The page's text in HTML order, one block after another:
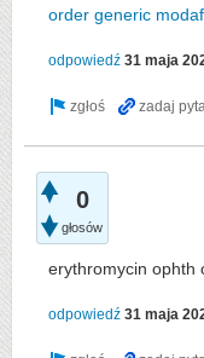
order generic
odpowiedź 31 maja
0
głosów
erythromycin ophth
odpowiedź 31 maja